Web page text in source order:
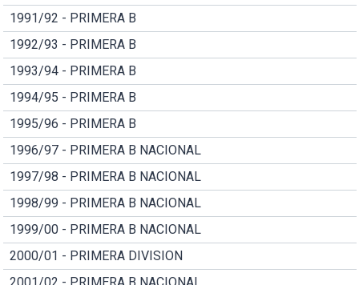
1991/92 - PRIMERA B
1992/93 - PRIMERA B
1993/94 - PRIMERA B
1994/95 - PRIMERA B
1995/96 - PRIMERA B
1996/97 - PRIMERA B NACIONAL
1997/98 - PRIMERA B NACIONAL
1998/99 - PRIMERA B NACIONAL
1999/00 - PRIMERA B NACIONAL
2000/01 - PRIMERA DIVISION